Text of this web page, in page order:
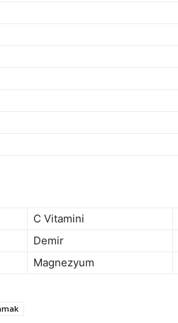
C Vitamini
Demir
Magnezyum